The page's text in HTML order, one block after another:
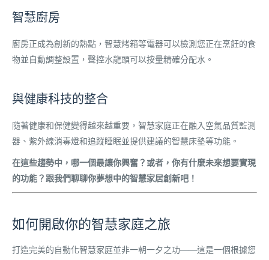
智慧廚房
廚房正成為創新的熱點，智慧烤箱等電器可以檢測您正在烹飪的食
物並自動調整設置，聲控水龍頭可以按量精確分配水。
與健康科技的整合
隨著健康和保健變得越來越重要，智慧家庭正在融入空氣品質監測
器、紫外線消毒燈和追蹤睡眠並提供建議的智慧床墊等功能。
在這些趨勢中，哪一個最讓你興奮？或者，你有什麼未來想要實現
的功能？跟我們聊聊你夢想中的智慧家居創新吧！
如何開啟你的智慧家庭之旅
打造完美的自動化智慧家庭並非一朝一夕之功——這是一個根據您